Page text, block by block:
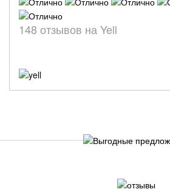
148 отзывов на Yell